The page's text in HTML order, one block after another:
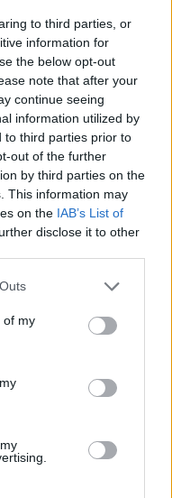
to third parties, or
information for
the below opt-out
note that after your
continue seeing
information utilized by
to third parties prior to
out of the further
by third parties on the
This information may
on the IAB’s List of
disclose it to other
one or more Google
You may click to
its third-party tags to
in below Google
of my
Awards,
παραμένει
ταξιδιωτικό κοινό.